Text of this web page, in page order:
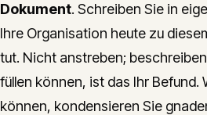
Dokument. Schreiben Sie in
Ihre Organisation heute zu
tut. Nicht anstreben;
füllen können, ist das Ihr Befund.
können, kondensieren Sie